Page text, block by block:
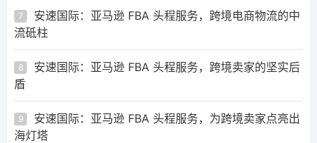
7
安速国际：亚马逊 FBA 头程服务，跨境电商物流的中
流砥柱
8
安速国际：亚马逊 FBA 头程服务，跨境卖家的坚实后
盾
9
安速国际：亚马逊 FBA 头程服务，为跨境卖家点亮出
海灯塔